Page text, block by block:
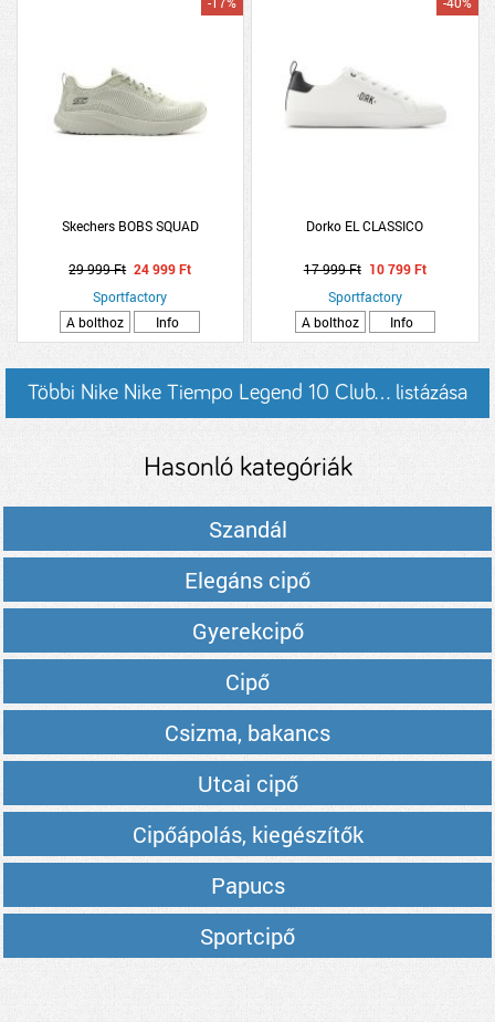
Skechers BOBS SQUAD
29 999 Ft 24 999 Ft
Sportfactory
A bolthoz
Info
Dorko EL CLASSICO
17 999 Ft 10 799 Ft
Sportfactory
A bolthoz
Info
Többi Nike Nike Tiempo Legend 10 Club... listázása
Hasonló kategóriák
Szandál
Elegáns cipő
Gyerekcipő
Cipő
Csizma, bakancs
Utcai cipő
Cipőápolás, kiegészítők
Papucs
Sportcipő